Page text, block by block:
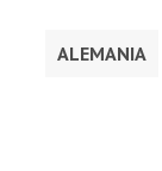
ALEMANIA